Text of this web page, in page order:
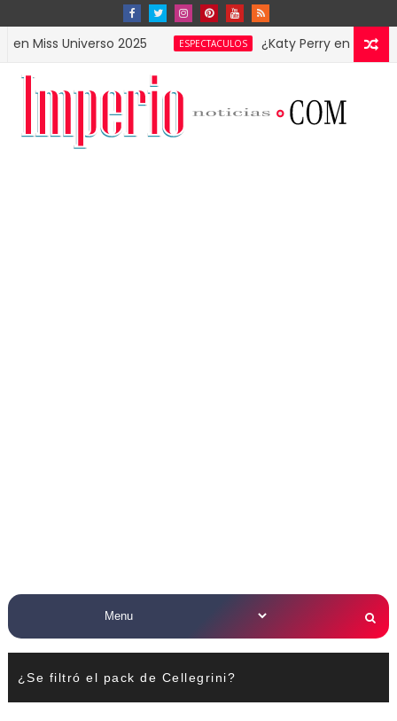
2025 ESPECTACULOS ¿Katy Perry en la Gala MET?
¿Se filtró el pack de Cellegrini?